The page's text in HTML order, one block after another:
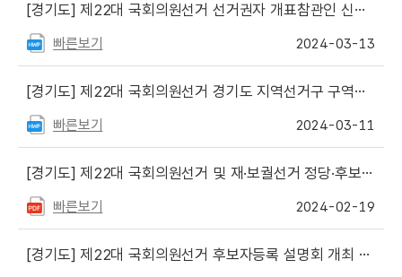
[경기도] 제22대 국회의원선거 선거권자 개표참관인 신청 안내
빠른보기 2024-03-13
[경기도] 제22대 국회의원선거 경기도 지역선거구 구역표 게시
빠른보기 2024-03-11
[경기도] 제22대 국회의원선거 및 재·보궐선거 정당·후보자를 위한 『선거사무안내』 게시
빠른보기 2024-02-19
[경기도] 제22대 국회의원선거 후보자등록 설명회 개최 일정(예정) 현황[경기도 관내 구·시·군선관위]